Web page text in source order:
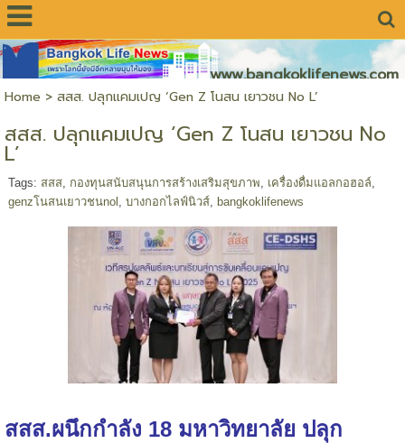
www.bangkoklifenews.com
Home > สสส. ปลุกแคมเปญ ‘Gen Z โนสน เยาวชน No L’
สสส. ปลุกแคมเปญ ‘Gen Z โนสน เยาวชน No
L’
Tags: สสส, กองทุนสนับสนุนการสร้างเสริมสุขภาพ เครื่องดื่มแอลกอฮอล์
genzโนสนเยาวชนnol
บางกอกไลฟ์นิวส์, bangkoklifenews
สสส.ผนึกกำลัง 18 มหาวิทยาลัย ปลุก